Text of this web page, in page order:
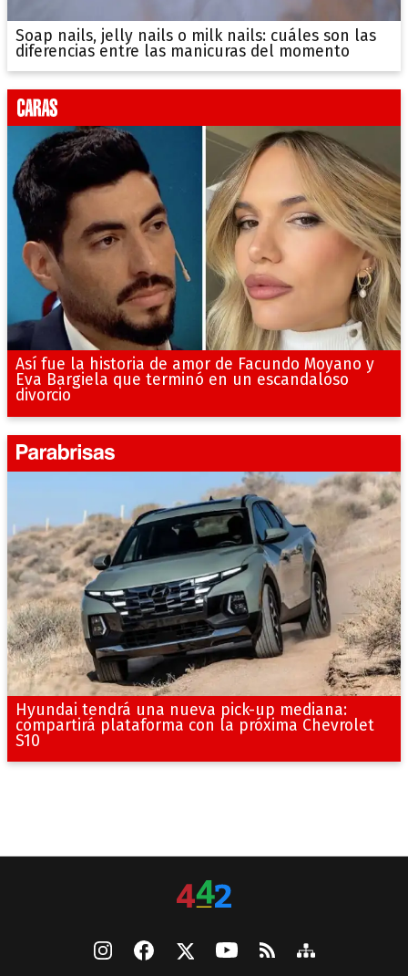
Soap nails, jelly nails o milk nails: cuáles son las
diferencias entre las manicuras del momento
Así fue la historia de amor de Facundo Moyano y
Eva Bargiela que terminó en un escandaloso
divorcio
Hyundai tendrá una nueva pick-up mediana:
compartirá plataforma con la próxima Chevrolet
S10